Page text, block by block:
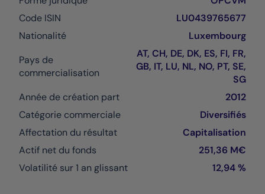
Code ISIN
LU0439765677
Nationalité
Luxembourg
Pays de
commercialisation
AT, CH, DE, DK, ES, FI, FR,
GB, IT, LU, NL, NO, PT, SE,
SG
Année de création part
2012
Catégorie commerciale
Diversifiés
Affectation du résultat
Capitalisation
Actif net du fonds
251,36 M€
Volatilité sur 1 an glissant
12,94 %